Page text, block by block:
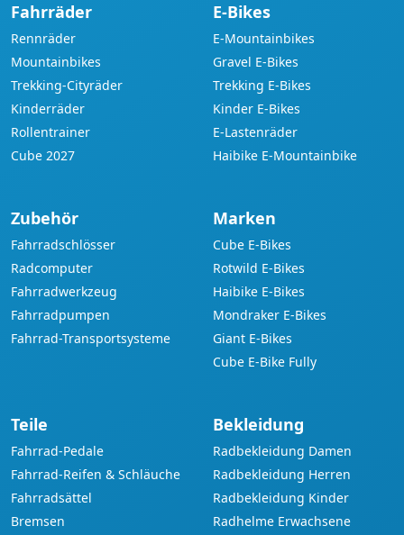
Fahrräder
Rennräder
Mountainbikes
Trekking-Cityräder
Kinderräder
Rollentrainer
Cube 2027
E-Bikes
E-Mountainbikes
Gravel E-Bikes
Trekking E-Bikes
Kinder E-Bikes
E-Lastenräder
Haibike E-Mountainbike
Zubehör
Fahrradschlösser
Radcomputer
Fahrradwerkzeug
Fahrradpumpen
Fahrrad-Transportsysteme
Marken
Cube E-Bikes
Rotwild E-Bikes
Haibike E-Bikes
Mondraker E-Bikes
Giant E-Bikes
Cube E-Bike Fully
Teile
Fahrrad-Pedale
Fahrrad-Reifen & Schläuche
Fahrradsättel
Bremsen
Bekleidung
Radbekleidung Damen
Radbekleidung Herren
Radbekleidung Kinder
Radhelme Erwachsene